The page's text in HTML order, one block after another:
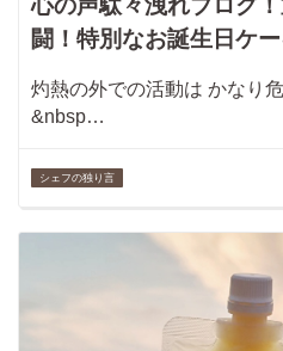
心の声駄々洩れブログ
闘！特別なお誕生日ケ
灼熱の外での活動は かなり
&nbsp…
シェフの独り言